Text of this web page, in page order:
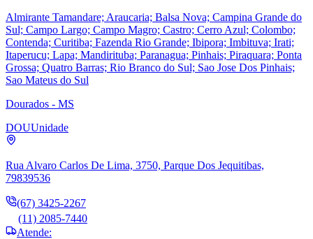
Almirante Tamandare; Araucaria; Balsa Nova; Campina Grande do
Sul; Campo Largo; Campo Magro; Castro; Cerro Azul; Colombo;
Contenda; Curitiba; Fazenda Rio Grande; Ibipora; Imbituva; Irati;
Itaperucu; Lapa; Mandirituba; Paranagua; Pinhais; Piraquara; Ponta
Grossa; Quatro Barras; Rio Branco do Sul; Sao Jose Dos Pinhais;
Sao Mateus do Sul
Dourados - MS
DOUUnidade
Rua Alvaro Carlos De Lima, 3750, Parque Dos Jequitibas,
79839536
(67) 3425-2267
(11) 2085-7440
Atende: